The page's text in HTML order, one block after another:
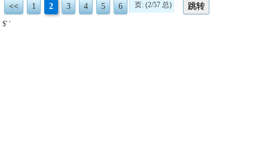
<< 1 2 3 4 5 6 页: (2/57 总) 跳转
$' '